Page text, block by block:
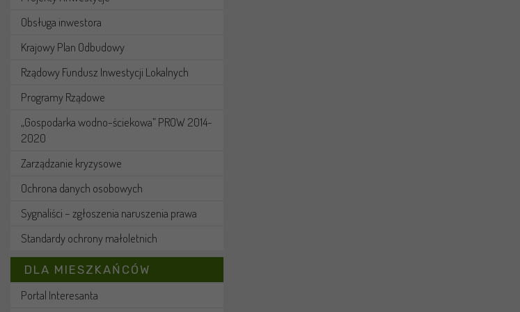
Obsługa inwestora
Krajowy Plan Odbudowy
Rządowy Fundusz Inwestycji Lokalnych
Programy Rządowe
„Gospodarka wodno-ściekowa” PROW 2014-
2020
Zarządzanie kryzysowe
Ochrona danych osobowych
Sygnaliści – zgłoszenia naruszenia prawa
Standardy ochrony małoletnich
DLA MIESZKAŃCÓW
Portal Interesanta